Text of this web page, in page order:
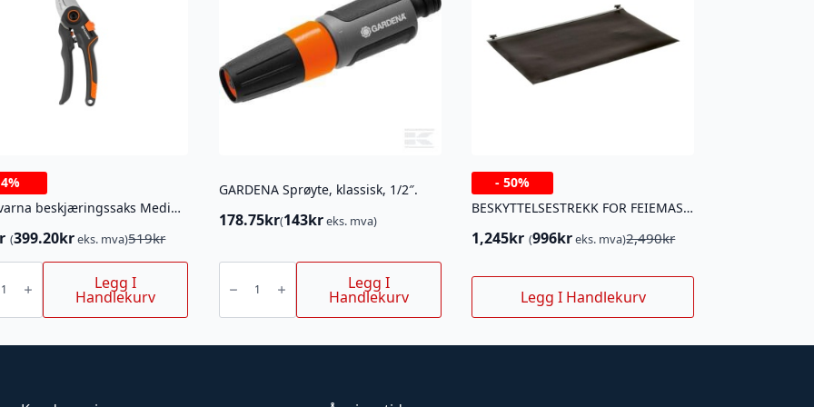
4%
Husqvarna beskjæringssaks Medium
519kr
(399.20kreks. mva)
Legg I
Handlekurv
GARDENA Sprøyte, klassisk, 1/2″.
178.75kr(143kreks. mva)
GARDENA
klassisk, Legg I
Handlekurv
-50%
BESKYTTELSESTREKK FOR FEIEMASKIN 95CM
2,490kr
Opprinnelig
var:
2,490kr.
1,245kr
Nåværende
er:
1,245kr.
(996kreks. mva)
Legg I Handlekurv